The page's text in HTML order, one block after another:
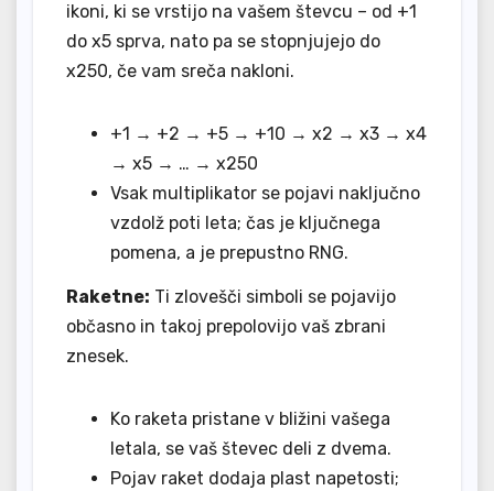
ikoni, ki se vrstijo na vašem števcu – od +1
do x5 sprva, nato pa se stopnjujejo do
x250, če vam sreča nakloni.
+1 → +2 → +5 → +10 → x2 → x3 → x4
→ x5 → … → x250
Vsak multiplikator se pojavi naključno
vzdolž poti leta; čas je ključnega
pomena, a je prepustno RNG.
Raketne: Ti zlovešči simboli se pojavijo
občasno in takoj prepolovijo vaš zbrani
znesek.
Ko raketa pristane v bližini vašega
letala, se vaš števec deli z dvema.
Pojav raket dodaja plast napetosti;